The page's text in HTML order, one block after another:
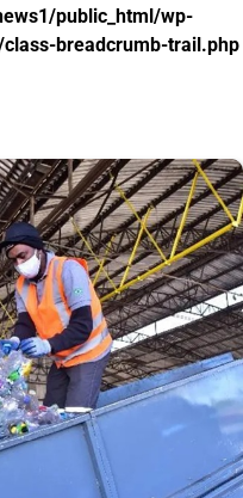
public_html/wp-
breadcrumb-trail.php